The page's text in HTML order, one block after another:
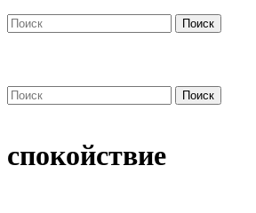
Поиск
Поиск
спокойствие